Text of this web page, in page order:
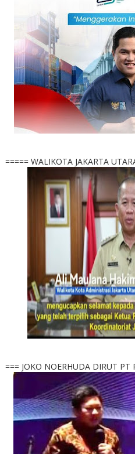
===== WALIKOTA JAKARTA
=== JOKO NOERHUDA DIRUT PT